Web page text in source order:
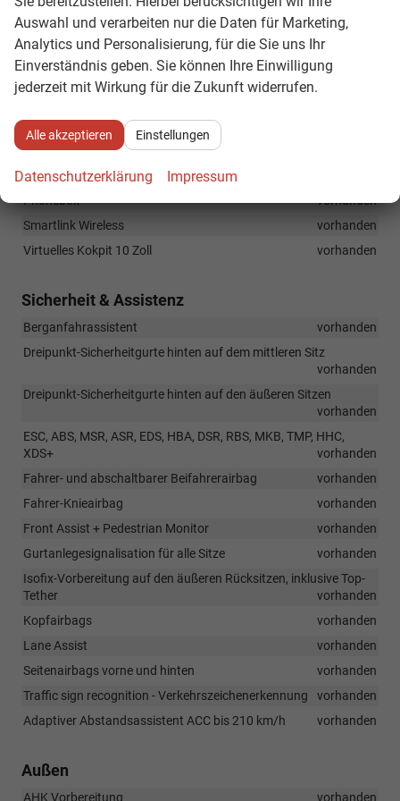
230V Steckdose
vorhanden
Interieur Sport
vorhanden
Infotainment & Kommunikation
DAB
Infotainment 8 Zoll , Wireless Smartlink
Phonebox
vorhanden
Smartlink Wireless
vorhanden
Virtuelles Kokpit 10 Zoll
vorhanden
Sicherheit & Assistenz
Berganfahrassistent
vorhanden
Dreipunkt-Sicherheitgurte hinten auf dem mittleren Sitz
vorhanden
Dreipunkt-Sicherheitgurte hinten auf den äußeren Sitzen
vorhanden
ESC, ABS, MSR, ASR, EDS, HBA, DSR, RBS, MKB, TMP, HHC,
XDS+
vorhanden
Fahrer- und abschaltbarer Beifahrerairbag
vorhanden
Fahrer-Knieairbag
vorhanden
Front Assist + Pedestrian Monitor
vorhanden
Gurtanlegesignalisation für alle Sitze
vorhanden
Isofix-Vorbereitung auf den äußeren Rücksitzen, inklusive Top-
Tether
vorhanden
Kopfairbags
vorhanden
Lane Assist
vorhanden
Seitenairbags vorne und hinten
vorhanden
Traffic sign recognition - Verkehrszeichenerkennung
vorhanden
Adaptiver Abstandsassistent ACC bis 210 km/h
vorhanden
Außen
AHK Vorbereitung vorhanden
Auswahl und verarbeiten nur die Daten für Marketing,
Analytics und Personalisierung, für die Sie uns Ihr
Einverständnis geben. Sie können Ihre Einwilligung
jederzeit mit Wirkung für die Zukunft widerrufen.
Alle akzeptieren Einstellungen
Datenschutzerklärung Impressum